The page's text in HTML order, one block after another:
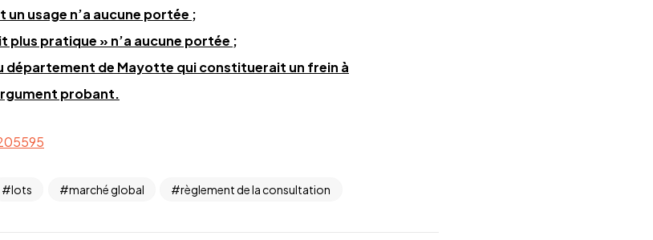
usage n’a aucune portée ;
plus pratique » n’a aucune portée ;
département de Mayotte qui constituerait un frein à
probant.
lots marché global règlement de la consultation